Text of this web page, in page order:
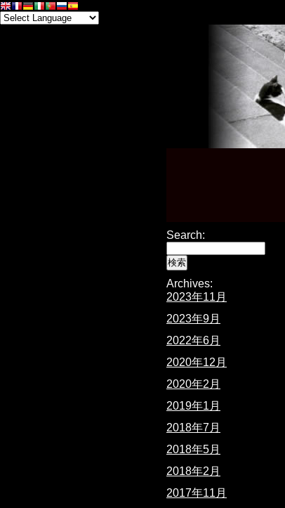
Search:
Archives:
2023年11月
2023年9月
2022年6月
2020年12月
2020年2月
2019年1月
2018年7月
2018年5月
2018年2月
2017年11月